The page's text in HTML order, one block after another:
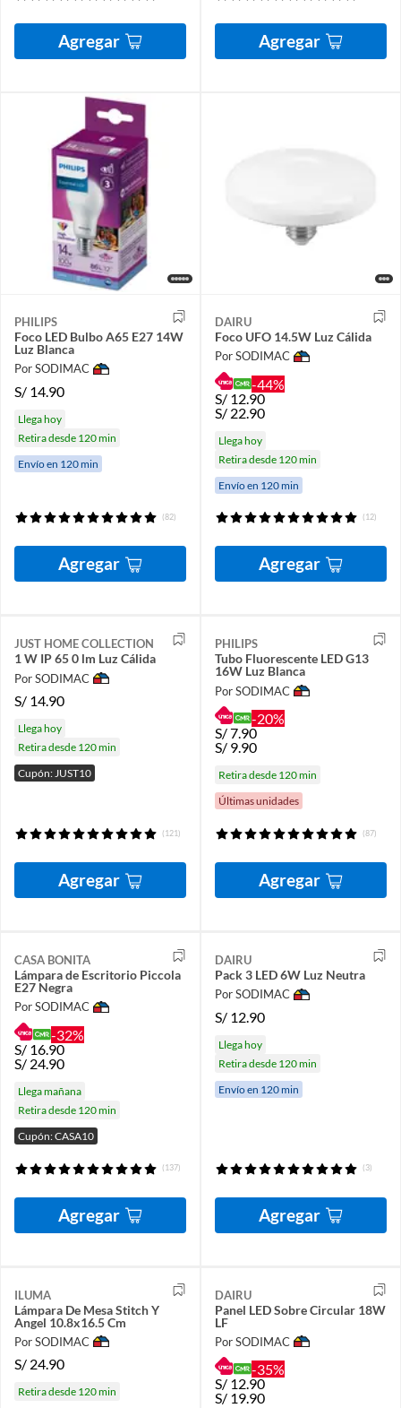
Agregar Agregar
PHILIPS
Foco LED Bulbo A65 E27 14W
Luz Blanca
Por SODIMAC
S/ 14.90
Llega hoy
Retira desde 120 min
Envío en 120 min
(82)
Agregar
DAIRU
Foco UFO 14.5W Luz Cálida
Por SODIMAC
-44%
S/ 12.90
S/ 22.90
Llega hoy
Retira desde 120 min
Envío en 120 min
(12)
Agregar
JUST HOME COLLECTION
1 W IP 65 0 lm Luz Cálida
Por SODIMAC
S/ 14.90
Llega hoy
Retira desde 120 min
Cupón: JUST10
(121)
Agregar
PHILIPS
Tubo Fluorescente LED G13
16W Luz Blanca
Por SODIMAC
-20%
S/7.90
S/ 9.90
Retira desde 120 min
Últimas unidades
(87)
Agregar
CASA BONITA
Lámpara de Escritorio Piccola
E27 Negra
Por SODIMAC
-32%
S/ 16.90
S/ 24.90
Llega mañana
Retira desde 120 min
Cupón: CASA10
(137)
Agregar
DAIRU
Pack 3 LED 6W Luz Neutra
Por SODIMAC
S/ 12.90
Llega hoy
Retira desde 120 min
Envío en 120 min
(3)
Agregar
ILUMA
Lámpara De Mesa Stitch Y
Angel 10.8x16.5 Cm
Por SODIMAC
S/ 24.90
Retira desde 120 min
DAIRU
Panel LED Sobre Circular 18W
LF
Por SODIMAC
-35%
S/ 12.90
S/ 19.90